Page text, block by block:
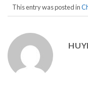
This entry was posted in